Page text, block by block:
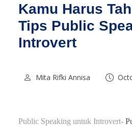
Kamu Harus
Tips Public
Introvert
Mita Rifki Annisa
Public Speaking untuk Introvert-